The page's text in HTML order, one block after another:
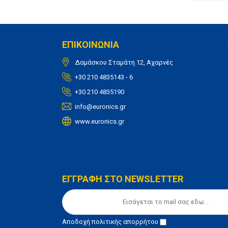
ΕΠΙΚΟΙΝΩΝΙΑ
Δαμάσκου Σταμάτη 12, Αχαρνές
+30 210 4835143 - 6
+30 210 4835190
info@euronics.gr
www.euronics.gr
ΕΓΓΡΑΦΗ ΣΤΟ NEWSLETTER
Αποδοχήπολιτικής απορρήτου